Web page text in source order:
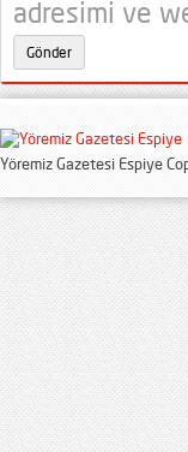
adresimi ve
Yöremiz Gazetesi Espiye